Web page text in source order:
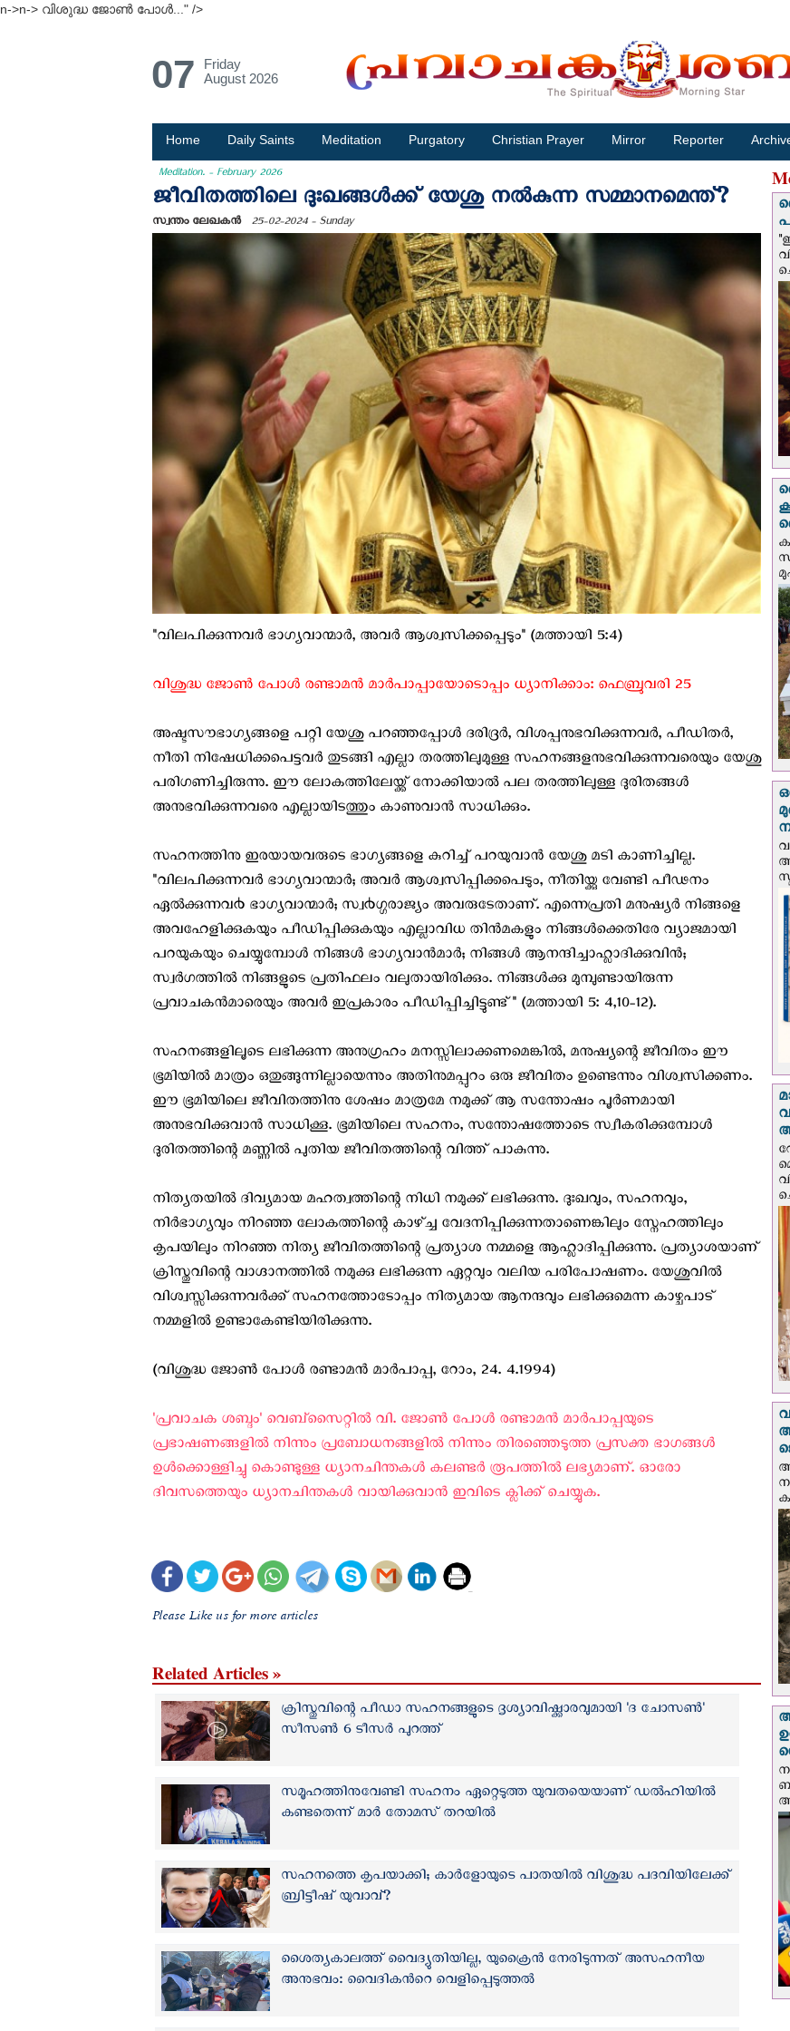
n->n-> വിശുദ്ധ ജോൺ പോള്‍..." />
07
Friday
August 2026
Home Daily Saints Meditation Purgatory Christian Prayer Mirror Reporter
Meditation. - February 2026
ജീവിതത്തിലെ ദുഃഖങ്ങള്‍ക്ക് യേശു നല്‍കുന്ന സമ്മാനമെന്ത്?
സ്വന്തം ലേഖകന്‍ 25-02-2024 - Sunday
"വിലപിക്കുന്നവര്‍ ഭാഗ്യവാന്മാർ, അവർ ആശ്വസിക്കപ്പെടും" (മത്തായി 5:4)
വിശുദ്ധ ജോൺ പോള്‍ രണ്ടാമൻ മാർപാപ്പായോടൊപ്പം ധ്യാനിക്കാം: ഫെബ്രുവരി 25
അഷ്ടസൗഭാഗ്യങ്ങളെ പറ്റി യേശു പറഞ്ഞപ്പോൾ ദരിദ്രർ, വിശപ്പനുഭവിക്കുന്നവർ, പീഡിതർ,
നീതി നിഷേധിക്കപെട്ടവർ തുടങ്ങി എല്ലാ തരത്തിലുമുള്ള സഹനങ്ങളനുഭവിക്കുന്നവരെയും യേശു
പരിഗണിച്ചിരുന്നു. ഈ ലോകത്തിലേയ്ക്ക് നോക്കിയാൽ പല തരത്തിലുള്ള ദുരിതങ്ങൾ
അനുഭവിക്കുന്നവരെ എല്ലായിടത്തും കാണുവാൻ സാധിക്കും.
സഹനത്തിനു ഇരയായവരുടെ ഭാഗ്യങ്ങളെ കുറിച്ച് പറയുവാൻ യേശു മടി കാണിച്ചില്ല.
"വിലപിക്കുന്നവർ ഭാഗ്യവാന്മാർ; അവർ ആശ്വസിപ്പിക്കപെടും, നീതിയ്ക്കു വേണ്ടി പീഢനം
ഏൽക്കുന്നവ൪ ഭാഗ്യവാന്മാർ; സ്വ൪ഗ്ഗരാജ്യം അവരുടേതാണ്. എന്നെപ്രതി മനുഷ്യര്‍ നിങ്ങളെ
അവഹേളിക്കുകയും പീഡിപ്പിക്കുകയും എല്ലാവിധ തിന്‍മകളും നിങ്ങള്‍ക്കെതിരേ വ്യാജമായി
പറയുകയും ചെയ്യുമ്പോള്‍ നിങ്ങള്‍ ഭാഗ്യവാന്‍മാര്‍; നിങ്ങള്‍ ആനന്ദിച്ചാഹ്ലാദിക്കുവിന്‍;
സ്വര്‍ഗത്തില്‍ നിങ്ങളുടെ പ്രതിഫലം വലുതായിരിക്കും. നിങ്ങള്‍ക്കു മുമ്പുണ്ടായിരുന്ന
പ്രവാചകന്‍മാരെയും അവര്‍ ഇപ്രകാരം പീഡിപ്പിച്ചിട്ടുണ്ട്" (മത്തായി 5: 4,10-12).
സഹനങ്ങളിലൂടെ ലഭിക്കുന്ന അനുഗ്രഹം മനസ്സിലാക്കണമെങ്കിൽ, മനുഷ്യന്റെ ജീവിതം ഈ
ഭൂമിയിൽ മാത്രം ഒതുങ്ങുന്നില്ലായെന്നും അതിനുമപ്പുറം ഒരു ജീവിതം ഉണ്ടെന്നും വിശ്വസിക്കണം.
ഈ ഭൂമിയിലെ ജീവിതത്തിനു ശേഷം മാത്രമേ നമുക്ക് ആ സന്തോഷം പൂർണമായി
അനുഭവിക്കുവാൻ സാധിക്കൂ. ഭൂമിയിലെ സഹനം, സന്തോഷത്തോടെ സ്വീകരിക്കുമ്പോൾ
ദുരിതത്തിന്റെ മണ്ണിൽ പുതിയ ജീവിതത്തിന്റെ വിത്ത് പാകുന്നു.
നിത്യതയിൽ ദിവ്യമായ മഹത്വത്തിന്റെ നിധി നമുക്ക് ലഭിക്കുന്നു. ദുഃഖവും, സഹനവും,
നിർഭാഗ്യവും നിറഞ്ഞ ലോകത്തിന്റെ കാഴ്ച്ച വേദനിപ്പിക്കുന്നതാണെങ്കിലും സ്നേഹത്തിലും
കൃപയിലും നിറഞ്ഞ നിത്യ ജീവിതത്തിന്റെ പ്രത്യാശ നമ്മളെ ആഹ്ലാദിപ്പിക്കുന്നു. പ്രത്യാശയാണ്
ക്രിസ്തുവിന്റെ വാഗ്ദാനത്തിൽ നമുക്കു ലഭിക്കുന്ന ഏറ്റവും വലിയ പരിപോഷണം. യേശുവില്‍
വിശ്വസ്സിക്കുന്നവർക്ക് സഹനത്തോടോപ്പം നിത്യമായ ആനന്ദവും ലഭിക്കുമെന്ന കാഴ്ചപാട്
നമ്മളില്‍ ഉണ്ടാകേണ്ടിയിരിക്കുന്നു.
(വിശുദ്ധ ജോൺ പോള്‍ രണ്ടാമൻ മാർപാപ്പ, റോം, 24. 4.1994)
'പ്രവാചക ശബ്ദം' വെബ്സൈറ്റില്‍ വി. ജോണ്‍ പോള്‍ രണ്ടാമന്‍ മാര്‍പാപ്പയുടെ
പ്രഭാഷണങ്ങളില്‍ നിന്നും പ്രബോധനങ്ങളില്‍ നിന്നും തിരഞ്ഞെടുത്ത പ്രസക്ത ഭാഗങ്ങള്‍
ഉള്‍ക്കൊള്ളിച്ചു കൊണ്ടുള്ള ധ്യാനചിന്തകള്‍ കലണ്ടര്‍ രൂപത്തില്‍ ലഭ്യമാണ്. ഓരോ
ദിവസത്തെയും ധ്യാനചിന്തകള്‍ വായിക്കുവാന്‍ ഇവിടെ ക്ലിക്ക് ചെയ്യുക.
Please Like us for more articles
Related Articles »
ക്രിസ്തുവിന്റെ പീഡാ സഹനങ്ങളുടെ ദൃശ്യാവിഷ്ക്കാരവുമായി 'ദ ചോസൺ'
സീസൺ 6 ടീസര്‍ പുറത്ത്
സമൂഹത്തിനുവേണ്ടി സഹനം ഏറ്റെടുത്ത യുവതയെയാണ് ഡൽഹിയിൽ
കണ്ടതെന്ന് മാർ തോമസ് തറയിൽ
സഹനത്തെ കൃപയാക്കി; കാർളോയുടെ പാതയില്‍ വിശുദ്ധ പദവിയിലേക്ക്
ബ്രിട്ടീഷ് യുവാവ്?
ശൈത്യകാലത്ത് വൈദ്യുതിയില്ല, യുക്രൈന്‍ നേരിടുന്നത് അസഹനീയ
അനുഭവം: വൈദികന്‍റെ വെളിപ്പെടുത്തല്‍